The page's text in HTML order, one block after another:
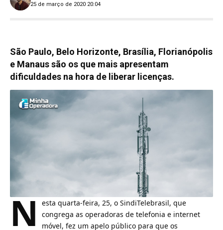
25 de março de 2020 20:04
São Paulo, Belo Horizonte, Brasília, Florianópolis
e Manaus são os que mais apresentam
dificuldades na hora de liberar licenças.
N esta quarta-feira, 25, o SindiTelebrasil, que
congrega as operadoras de telefonia e internet
móvel, fez um apelo público para que os